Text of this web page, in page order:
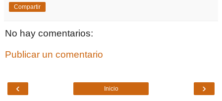
Compartir
No hay comentarios:
Publicar un comentario
‹ ›
Inicio